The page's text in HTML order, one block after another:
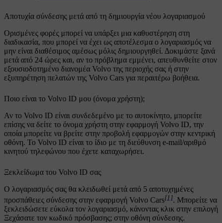
Αποτυχία σύνδεσης μετά από τη δημιουργία νέου λογαριασμού
Ορισμένες φορές μπορεί να υπάρξει μια καθυστέρηση στη
διαδικασία, που μπορεί να έχει ως αποτέλεσμα ο λογαριασμός να
μην είναι διαθέσιμος αμέσως μόλις δημιουργηθεί. Δοκιμάστε ξανά
μετά από 24 ώρες και, αν το πρόβλημα εμμένει, απευθυνθείτε στον
εξουσιοδοτημένο διανομέα Volvo της περιοχής σας ή στην
εξυπηρέτηση πελατών της Volvo Cars για περαιτέρω βοήθεια.
Ποιο είναι το Volvo ID μου (όνομα χρήστη);
Αν το Volvo ID είναι συνδεδεμένο με το αυτοκίνητο, μπορείτε
επίσης να δείτε το όνομα χρήστη στην εφαρμογή Volvo ID, την
οποία μπορείτε να βρείτε στην προβολή εφαρμογών στην κεντρική
οθόνη. Το Volvo ID είναι το ίδιο με τη διεύθυνση e-mail/αριθμό
κινητού τηλεφώνου που έχετε καταχωρήσει.
Ξεκλείδωμα του Volvo ID σας
Ο λογαριασμός σας θα κλειδωθεί μετά από 5 αποτυχημένες
προσπάθειες σύνδεσης στην εφαρμογή Volvo Cars[1]. Μπορείτε να
ξεκλειδώσετε εύκολα τον λογαριασμό, κάνοντας κλικ στην επιλογή
Ξεχάσατε τον κωδικό πρόσβασης; στην οθόνη σύνδεσης.